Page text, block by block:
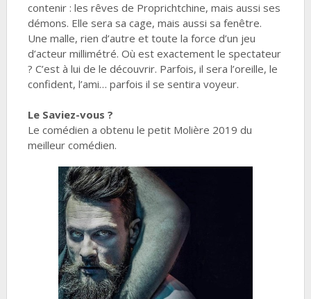
contenir : les rêves de Proprichtchine, mais aussi ses
démons. Elle sera sa cage, mais aussi sa fenêtre.
Une malle, rien d’autre et toute la force d’un jeu
d’acteur millimétré. Où est exactement le spectateur
? C’est à lui de le découvrir. Parfois, il sera l’oreille, le
confident, l’ami… parfois il se sentira voyeur.
Le Saviez-vous ?
Le comédien a obtenu le petit Molière 2019 du
meilleur comédien.